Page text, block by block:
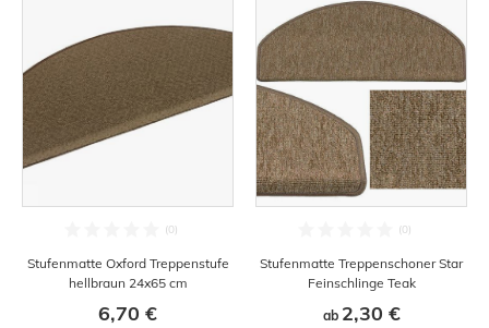
Stufenmatte Oxford Treppenstufe
hellbraun 24x65 cm
6,70 €
Stufenmatte Treppenschoner Star
Feinschlinge Teak
ab 2,30 €